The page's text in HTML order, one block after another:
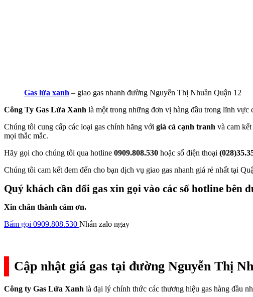
Gas lửa xanh – giao gas nhanh đường Nguyễn Thị Nhuần Quận 12
Công Ty Gas Lửa Xanh là một trong những đơn vị hàng đầu trong lĩnh vực
Chúng tôi cung cấp các loại gas chính hãng với giá cả cạnh tranh và cam kết
mọi thắc mắc.
Hãy gọi cho chúng tôi qua hotline 0909.808.530 hoặc số điện thoại
Chúng tôi cam kết đem đến cho bạn dịch vụ giao gas nhanh giá rẻ nhất tại
Quý khách cần đổi gas xin gọi vào các số hotline bên
Xin chân thành cảm ơn.
Bấm gọi 0909.808.530 Nhắn zalo ngay
Cập nhật giá gas tại đường Nguyễn Thị
Công ty Gas Lửa Xanh là đại lý chính thức các thương hiệu gas hàng đầu